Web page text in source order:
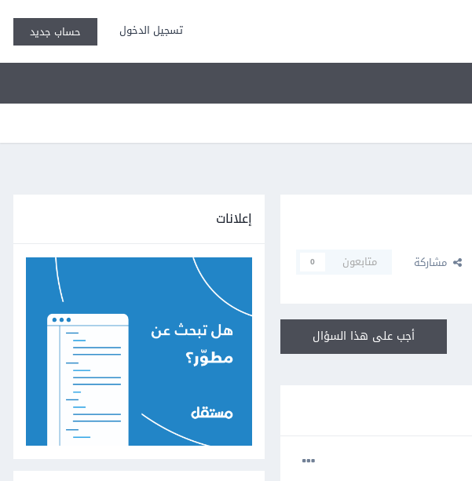
تسجيل الدخول حساب جديد
مشاركة متابعون 0
أجب على هذا السؤال
إعلانات